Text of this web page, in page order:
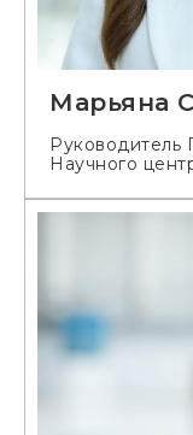
Марьяна
Руководитель
Научного